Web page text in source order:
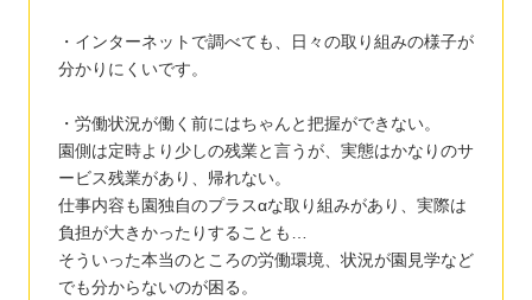
・インターネットで調べても、日々の取り組みの様子が
分かりにくいです。
・労働状況が働く前にはちゃんと把握ができない。
園側は定時より少しの残業と言うが、実態はかなりのサ
ービス残業があり、帰れない。
仕事内容も園独自のプラスαな取り組みがあり、実際は
負担が大きかったりすることも…
そういった本当のところの労働環境、状況が園見学など
でも分からないのが困る。